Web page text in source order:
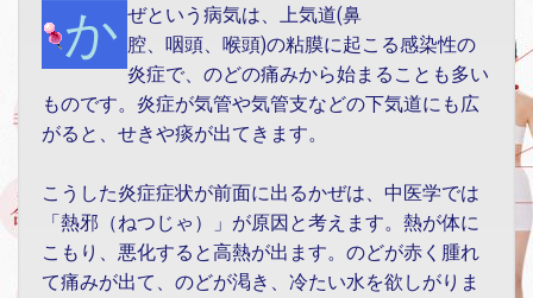
かぜという病気は、上気道(鼻 腔、咽頭、喉頭)の粘膜に起こる感染性の
炎症で、のどの痛みから始まることも多い
ものです。炎症が気管や気管支などの下気道にも広
がると、せきや痰が出てきます。
こうした炎症症状が前面に出るかぜは、中医学では
「熱邪（ねつじゃ）」が原因と考えます。熱が体に
こもり、悪化すると高熱が出ます。のどが赤く腫れ
て痛みが出て、のどが渇き、冷たい水を欲しがりま